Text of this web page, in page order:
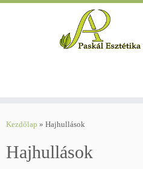
Kezdőlap » Hajhullások
Hajhullások